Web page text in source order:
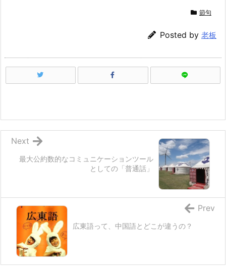
節句
Posted by 老板
最大公約数的なコミュニケーションツール
としての「普通話」
Next
広東語って、中国語とどこが違うの？
Prev